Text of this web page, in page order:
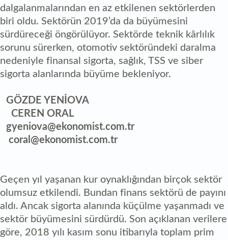
dalgalanmalarından en az etkilenen sektörlerden
biri oldu. Sektörün 2019’da da büyümesini
sürdüreceği öngörülüyor. Sektörde teknik kârlılık
sorunu sürerken, otomotiv sektöründeki daralma
nedeniyle finansal sigorta, sağlık, TSS ve siber
sigorta alanlarında büyüme bekleniyor.
GÖZDE YENİOVA
CEREN ORAL
gyeniova@ekonomist.com.tr
coral@ekonomist.com.tr
Geçen yıl yaşanan kur oynaklığından birçok sektör
olumsuz etkilendi. Bundan finans sektörü de payını
aldı. Ancak sigorta alanında küçülme yaşanmadı ve
sektör büyümesini sürdürdü. Son açıklanan verilere
göre, 2018 yılı kasım sonu itibarıyla toplam prim